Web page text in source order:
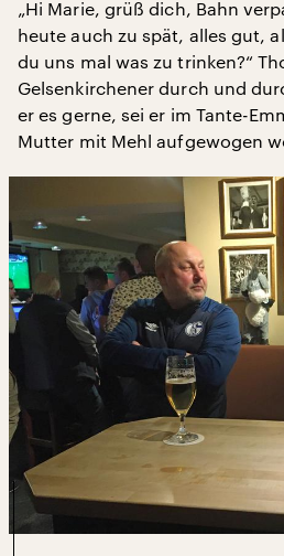
„Hi Marie, grüß dich, Bahn
heute auch zu spät, alles gut,
du uns mal was zu trinken?“
Gelsenkirchener durch und
er es gerne, sei er im Tante-
Mutter mit Mehl aufgewogen